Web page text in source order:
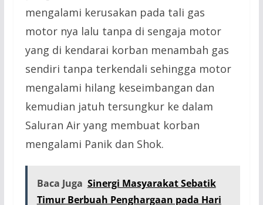
mengalami kerusakan pada tali gas
motor nya lalu tanpa di sengaja motor
yang di kendarai korban menambah gas
sendiri tanpa terkendali sehingga motor
mengalami hilang keseimbangan dan
kemudian jatuh tersungkur ke dalam
Saluran Air yang membuat korban
mengalami Panik dan Shok.
Baca Juga Sinergi Masyarakat Sebatik
Timur Berbuah Penghargaan pada Hari